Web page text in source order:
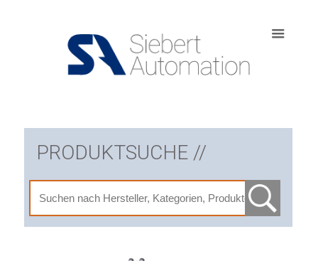
PRODUKTSUCHE //